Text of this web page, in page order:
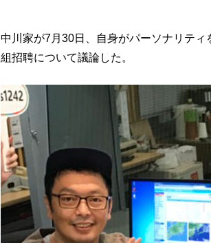
中川家が7月30日、自身がパーソナリテ
組招聘について議論した。